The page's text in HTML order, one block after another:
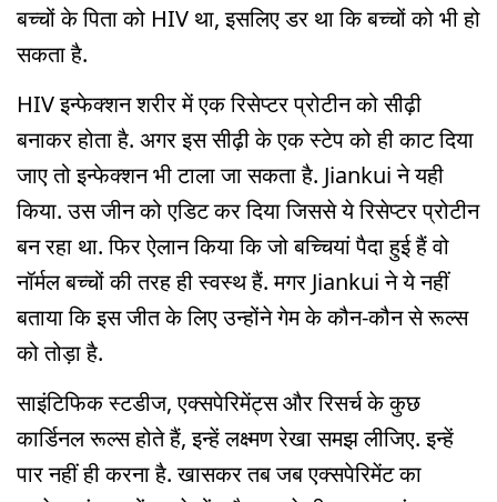
बच्चों के पिता को HIV था, इसलिए डर था कि बच्चों को भी हो
सकता है.
HIV इन्फेक्शन शरीर में एक रिसेप्टर प्रोटीन को सीढ़ी
बनाकर होता है. अगर इस सीढ़ी के एक स्टेप को ही काट दिया
जाए तो इन्फेक्शन भी टाला जा सकता है. Jiankui ने यही
किया. उस जीन को एडिट कर दिया जिससे ये रिसेप्टर प्रोटीन
बन रहा था. फिर ऐलान किया कि जो बच्चियां पैदा हुई हैं वो
नॉर्मल बच्चों की तरह ही स्वस्थ हैं. मगर Jiankui ने ये नहीं
बताया कि इस जीत के लिए उन्होंने गेम के कौन-कौन से रूल्स
को तोड़ा है.
साइंटिफिक स्टडीज, एक्सपेरिमेंट्स और रिसर्च के कुछ
कार्डिनल रूल्स होते हैं, इन्हें लक्ष्मण रेखा समझ लीजिए. इन्हें
पार नहीं ही करना है. खासकर तब जब एक्सपेरिमेंट का